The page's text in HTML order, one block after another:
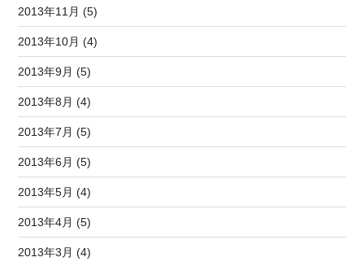
2013年11月 (5)
2013年10月 (4)
2013年9月 (5)
2013年8月 (4)
2013年7月 (5)
2013年6月 (5)
2013年5月 (4)
2013年4月 (5)
2013年3月 (4)